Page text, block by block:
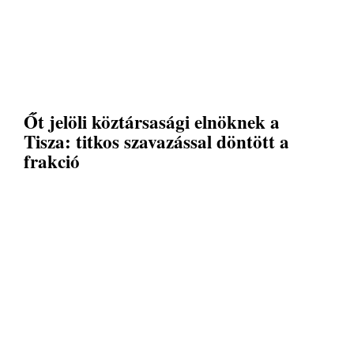
Őt jelöli köztársasági elnöknek a
Tisza: titkos szavazással döntött a
frakció